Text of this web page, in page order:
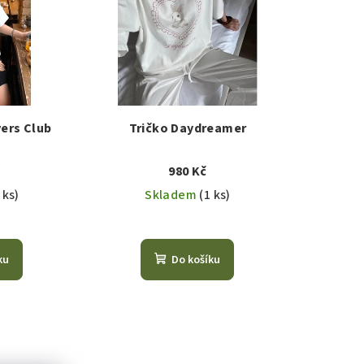
Club Tričko Daydreamer
980 Kč
Skladem (1 ks)
Do košíku